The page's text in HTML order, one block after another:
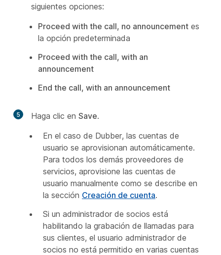
siguientes opciones:
Proceed with the call, no announcement es
la opción predeterminada
Proceed with the call, with an
announcement
End the call, with an announcement
5 Haga clic en Save.
En el caso de Dubber, las cuentas de
usuario se aprovisionan automáticamente.
Para todos los demás proveedores de
servicios, aprovisione las cuentas de
usuario manualmente como se describe en
la sección Creación de cuenta.
Si un administrador de socios está
habilitando la grabación de llamadas para
sus clientes, el usuario administrador de
socios no está permitido en varias cuentas